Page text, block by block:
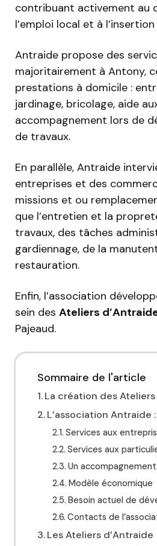
contribuant activement au
l’emploi local et à
Antraide propose des
majoritairement à Antony,
prestations à domicile :
jardinage, bricolage, aide
accompagnement lors de
de travaux.
En parallèle, Antraide
entreprises et des
missions et ou
que l’entretien et la
travaux, des tâches
gardiennage, de la
restauration.
Enfin, l’association
sein des Ateliers
Pajeaud.
Sommaire de l'article
La création des
L’association Antraide
Services aux
Services aux
Un
Modèle économique
Besoin actuel de
Contacts de
Les Ateliers d’Antraide